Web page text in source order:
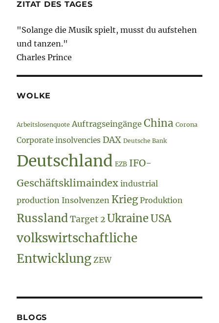
ZITAT DES TAGES
"Solange die Musik spielt, musst du aufstehen
und tanzen."
Charles Prince
WOLKE
Arbeitslosenquote Auftragseingänge China Corona
Corporate insolvencies DAX Deutsche Bank
Deutschland EZB IFO-
Geschäftsklimaindex industrial
production Insolvenzen Krieg Produktion
Russland Target 2 Ukraine USA
volkswirtschaftliche
Entwicklung ZEW
BLOGS